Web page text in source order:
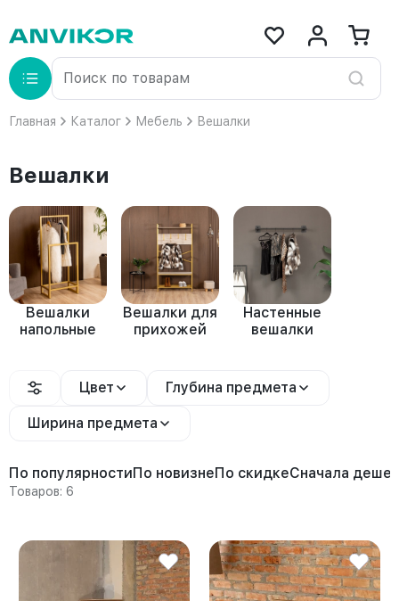
Главная Каталог Мебель Вешалки
Вешалки
Вешалки
напольные
Вешалки для
прихожей
Настенные
вешалки
Цвет Глубина предмета
Ширина предмета
По популярностиПо новизнеПо скидкеСначала
Товаров: 6